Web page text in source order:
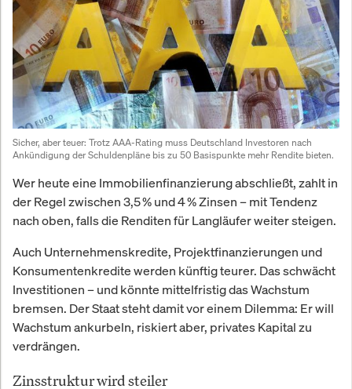
Sicher, aber teuer: Trotz AAA-Rating muss Deutschland Investoren nach
Ankündigung der Schuldenpläne bis zu 50 Basispunkte mehr Rendite bieten.
Wer heute eine Immobilienfinanzierung abschließt, zahlt in
der Regel zwischen 3,5 % und 4 % Zinsen – mit Tendenz
nach oben, falls die Renditen für Langläufer weiter steigen.
Auch Unternehmenskredite, Projektfinanzierungen und
Konsumentenkredite werden künftig teurer. Das schwächt
Investitionen – und könnte mittelfristig das Wachstum
bremsen. Der Staat steht damit vor einem Dilemma: Er will
Wachstum ankurbeln, riskiert aber, privates Kapital zu
verdrängen.
Zinsstruktur wird steiler